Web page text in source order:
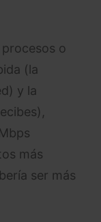
o
(la
y la
más
ser más